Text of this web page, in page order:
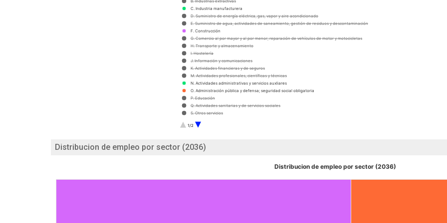
C. Industria manufacturera
D. Suministro de energía eléctrica, gas, vapor y aire acondicionado
E. Suministro de agua, actividades de saneamiento, gestión de residuos y descontaminación
F. Construcción
G. Comercio al por mayor y al por menor; reparación de vehículos de motor y motocicletas
H. Transporte y almacenamiento
I. Hostelería
J. Información y comunicaciones
K. Actividades financieras y de seguros
M. Actividades profesionales, científicas y técnicas
N. Actividades administrativas y servicios auxliares
O. Administración pública y defensa; seguridad social obligatoria
P. Educación
Q. Actividades sanitarias y de servicios sociales
S. Otros servicios
U. Actividades de organizaciones y organismos extraterritoriales
1/2
Distribucion de empleo por sector (2036)
Distribucion de empleo por sector (2036)